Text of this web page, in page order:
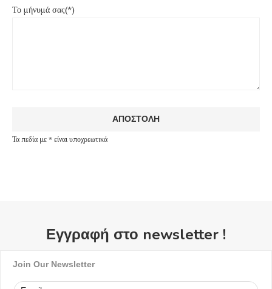
Το μήνυμά σας(*)
Τα πεδία με * είναι υποχρεωτικά
Εγγραφή στο newsletter !
Join Our Newsletter